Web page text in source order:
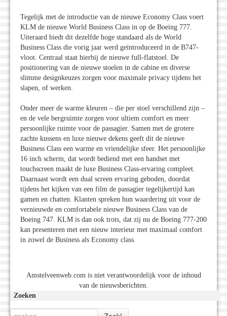
Tegelijk met de introductie van de nieuwe Economy Class voert
KLM de nieuwe World Business Class in op de Boeing 777.
Uiteraard biedt dit dezelfde hoge standaard als de World
Business Class die vorig jaar werd geïntroduceerd in de B747-
vloot. Centraal staat hierbij de nieuwe full-flatstoel. De
positionering van de nieuwe stoelen in de cabine en diverse
slimme designkeuzes zorgen voor maximale privacy tijdens het
slapen, of werken.
Onder meer de warme kleuren – die per stoel verschillend zijn –
en de vele bergruimte zorgen voor ultiem comfort en meer
persoonlijke ruimte voor de passagier. Samen met de grotere
zachte kussens en luxe nieuwe dekens geeft dit de nieuwe
Business Class een warme en vriendelijke sfeer. Het persoonlijke
16 inch scherm, dat wordt bediend met een handset met
touchscreen maakt de luxe Business Class-ervaring compleet.
Daarnaast wordt een dual screen ervaring geboden, doordat
tijdens het kijken van een film de passagier tegelijkertijd kan
gamen en chatten. Klanten spreken hun waardering uit voor de
vernieuwde en comfortabele nieuwe Business Class van de
Boeing 747. KLM is dan ook trots, dat zij nu de Boeing 777-200
kan presenteren met een nieuw interieur met maximaal comfort
in zowel de Business als Economy class.
Amstelveenweb.com is niet verantwoordelijk voor de inhoud
van de nieuwsberichten.
Zoeken